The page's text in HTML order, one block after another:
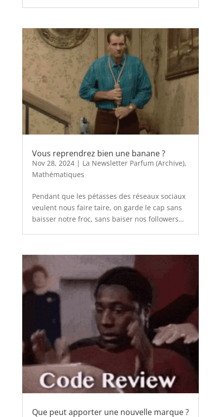
Vous reprendrez bien une banane ?
Nov 28, 2024| La Newsletter Parfum (Archive),
Mathématiques
Pendant que les pétasses des réseaux sociaux
veulent nous faire taire, on garde le cap sans
baisser notre froc, sans baiser nos followers…
Que peut apporter une nouvelle marque ?